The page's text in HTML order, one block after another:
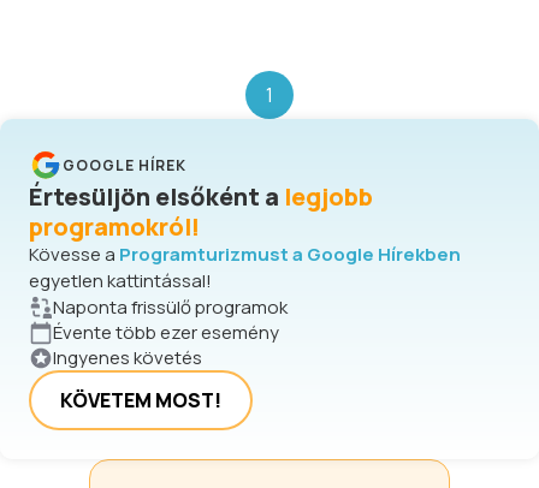
1
GOOGLE HÍREK
Értesüljön elsőként a legjobb
programokról!
Kövesse a Programturizmust a Google Hírekben
egyetlen kattintással!
Naponta frissülő programok
Évente több ezer esemény
Ingyenes követés
KÖVETEM MOST!